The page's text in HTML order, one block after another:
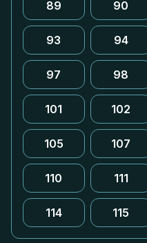
89 90
93 94
97 98
101 102
105 107
110 111
114 115